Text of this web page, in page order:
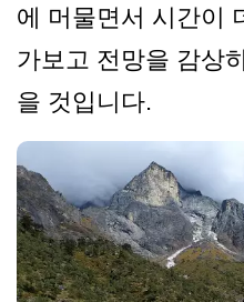
에 머물면서 시간이
가보고 전망을 감상
을 것입니다.